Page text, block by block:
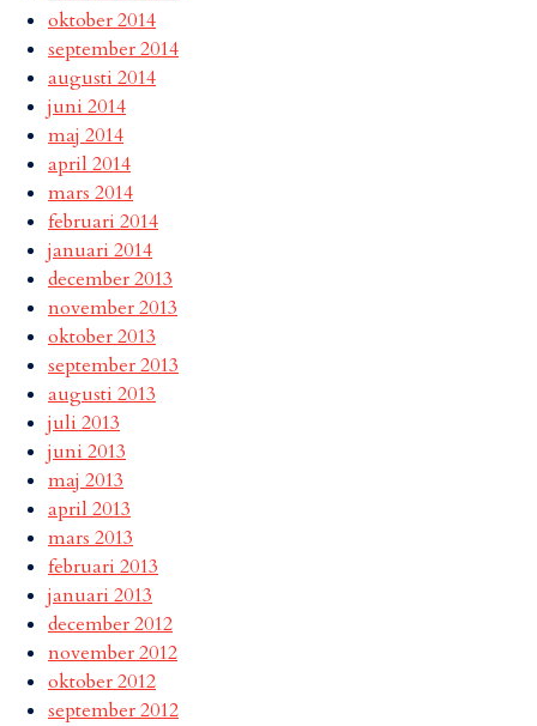
oktober 2014
september 2014
augusti 2014
juni 2014
maj 2014
april 2014
mars 2014
februari 2014
januari 2014
december 2013
november 2013
oktober 2013
september 2013
augusti 2013
juli 2013
juni 2013
maj 2013
april 2013
mars 2013
februari 2013
januari 2013
december 2012
november 2012
oktober 2012
september 2012